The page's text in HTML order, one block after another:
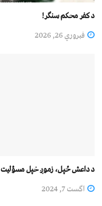
د کفر محکم سنګر!
فبروري 26, 2026
د داعش ځپل، زموږ خپل مسؤلیت
اگست 7, 2024